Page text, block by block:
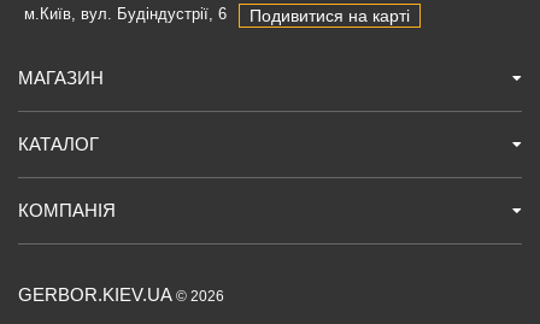
GERBOR.KIEV.UA © 2026
МАГАЗИН
КАТАЛОГ
КОМПАНІЯ
м.Київ, вул. Будіндустрії, 6 Подивитися на карті